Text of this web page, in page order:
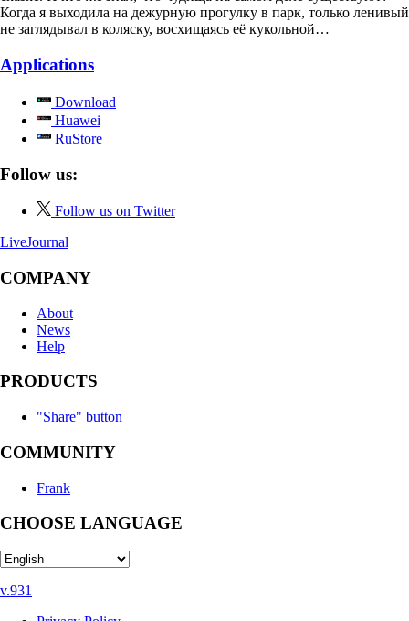
Когда я выходила на дежурную прогулку в парк, только ленивый
не заглядывал в коляску, восхищаясь её кукольной…
Applications
Download
Huawei
RuStore
Follow us:
Follow us on Twitter
LiveJournal
COMPANY
About
News
Help
PRODUCTS
"Share" button
COMMUNITY
Frank
CHOOSE LANGUAGE
v.931